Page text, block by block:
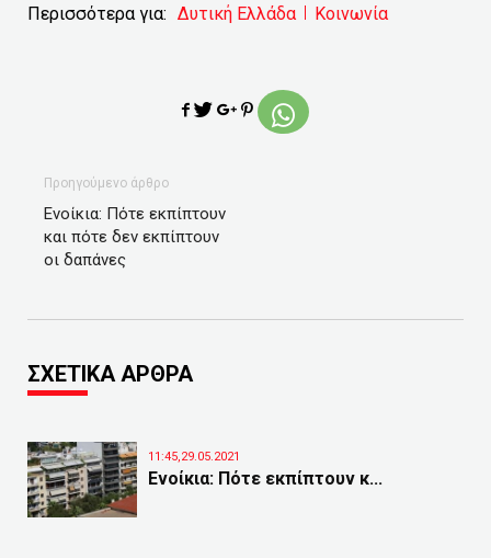
Περισσότερα για: Δυτική Ελλάδα Κοινωνία
Προηγούμενο άρθρο
Ενοίκια: Πότε εκπίπτουν
και πότε δεν εκπίπτουν
οι δαπάνες
ΣΧΕΤΙΚΑ ΑΡΘΡΑ
11:45,29.05.2021
Ενοίκια: Πότε εκπίπτουν κ...